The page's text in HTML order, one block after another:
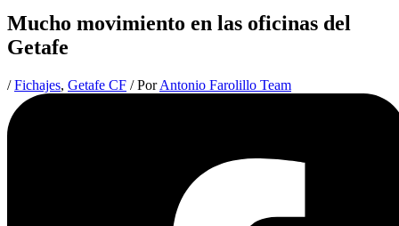
Mucho movimiento en las oficinas del
Getafe
/Fichajes, Getafe CF / PorAntonio Farolillo Team